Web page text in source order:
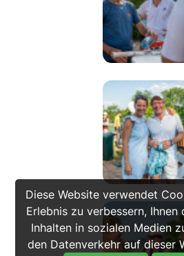
Diese Website verwendet
Erlebnis zu verbessern,
Inhalten in sozialen Medien
den Datenverkehr auf dieser